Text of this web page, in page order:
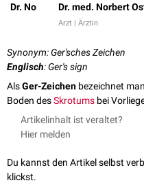
Dr. No Dr. med. Norbert
Arzt | Ärztin
Synonym: Ger'sches Zeichen
Englisch: Ger's sign
AlsGer-Zeichen bezeichnet
Boden desSkrotums bei
Artikelinhalt ist veraltet?
Hier melden
Du kannst den Artikel selbst
klickst.